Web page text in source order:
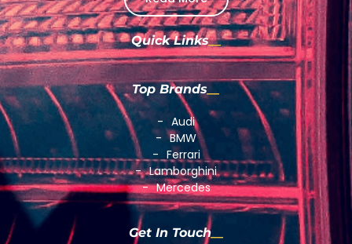
Quick Links
Top Brands
Audi
BMW
Ferrari
Lamborghini
Mercedes
Get In Touch